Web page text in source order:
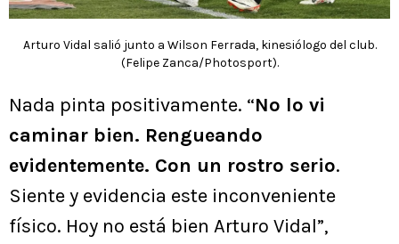
Arturo Vidal salió junto a Wilson Ferrada, kinesiólogo del club.
(Felipe Zanca/Photosport).
Nada pinta positivamente. “No lo vi
caminar bien. Rengueando
evidentemente. Con un rostro serio.
Siente y evidencia este inconveniente
físico. Hoy no está bien Arturo Vidal”,